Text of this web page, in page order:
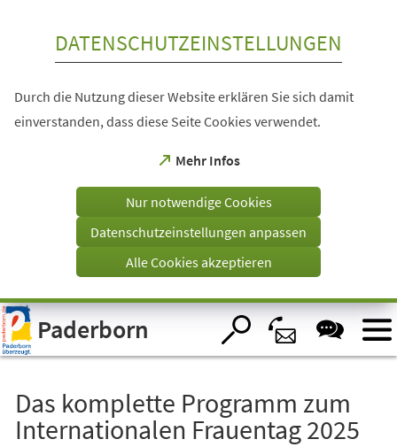
Visuelle
Assistenzsoftware
öffnen.
DATENSCHUTZEINSTELLUNGEN
Durch die Nutzung dieser Website erklären Sie sich damit
einverstanden, dass diese Seite Cookies verwendet.
Mehr Infos
(Öffnet
einem
Tab)
Nur notwendige Cookies
Datenschutzeinstellungen anpassen
Alle Cookies akzeptieren
Paderborn
Das komplette Programm zum
Internationalen Frauentag 2025